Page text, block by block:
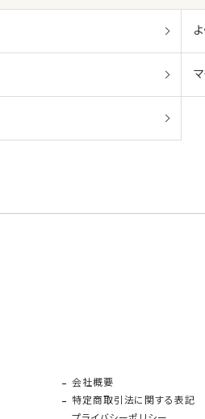
会社概要
特定商取引法に関する表記